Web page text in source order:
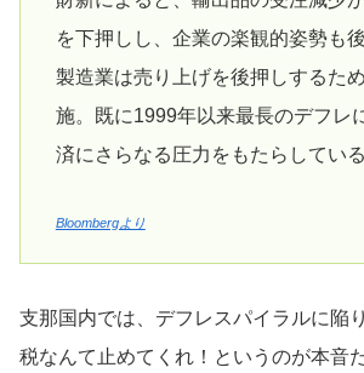
を下押しし、企業の楽観的姿勢も
製造業は売り上げを後押しするた
施。既に1999年以来最長のデフレ
済にさらなる圧力をもたらしている
Bloombergより
支那国内では、デフレスパイラルに陥
税なんて止めてくれ！というのが本音